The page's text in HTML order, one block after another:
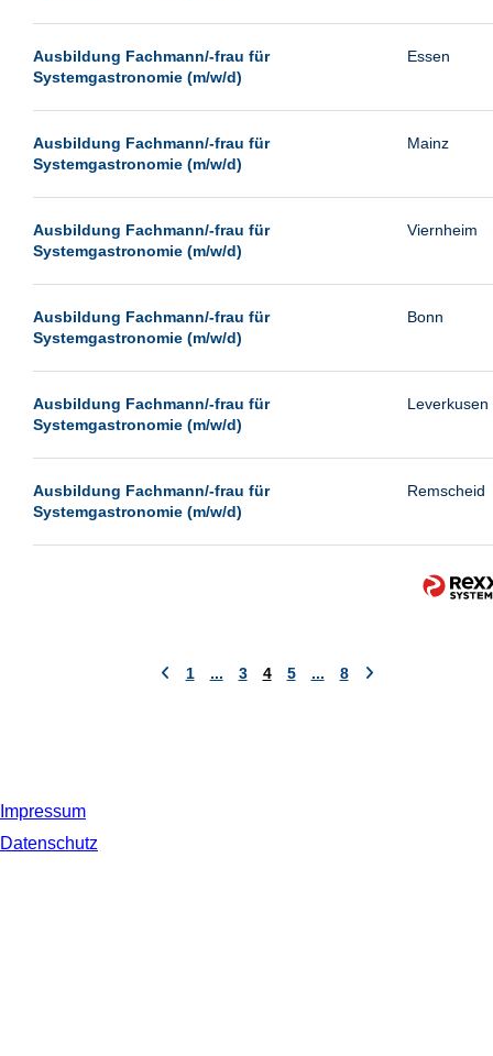
Wust/Brandenburg
Ausbildung Fachmann/-frau für
Systemgastronomie (m/w/d)
Essen
Ausbildung Fachmann/-frau für
Systemgastronomie (m/w/d)
Mainz
Ausbildung Fachmann/-frau für
Systemgastronomie (m/w/d)
Viernheim
Ausbildung Fachmann/-frau für
Systemgastronomie (m/w/d)
Bonn
Ausbildung Fachmann/-frau für
Systemgastronomie (m/w/d)
Leverkusen
Ausbildung Fachmann/-frau für
Systemgastronomie (m/w/d)
Remscheid
1 ... 3 4 5 ... 8
Impressum
Datenschutz